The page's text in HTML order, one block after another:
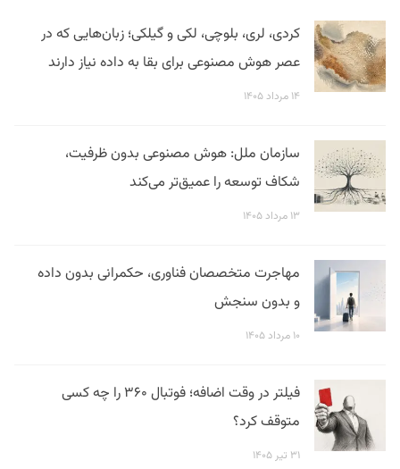
کردی، لری، بلوچی، لکی و گیلکی؛ زبان‌هایی که در
عصر هوش مصنوعی برای بقا به داده نیاز دارند
۱۴ مرداد ۱۴۰۵
سازمان ملل: هوش مصنوعی بدون ظرفیت،
شکاف توسعه را عمیق‌تر می‌کند
۱۳ مرداد ۱۴۰۵
مهاجرت متخصصان فناوری، حکمرانی بدون داده
و بدون سنجش
۱۰ مرداد ۱۴۰۵
فیلتر در وقت اضافه؛ فوتبال ۳۶۰ را چه کسی
متوقف کرد؟
۳۱ تیر ۱۴۰۵